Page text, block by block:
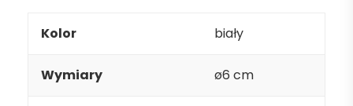
Kolor biały
Wymiary ø6 cm